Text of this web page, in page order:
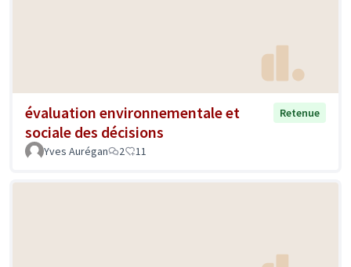
évaluation environnementale et
sociale des décisions
Retenue
Yves Aurégan 2 11